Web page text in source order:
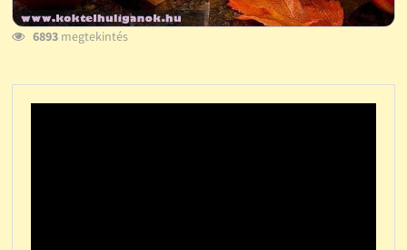
6893megtekintés